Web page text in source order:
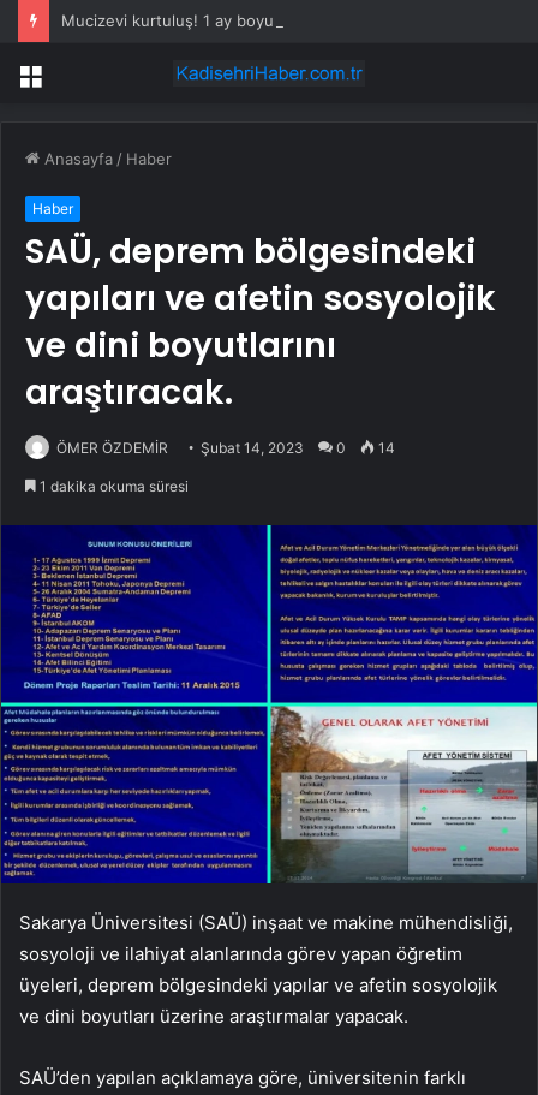
Menü
Anasayfa / Haber
Haber
SAÜ, deprem bölgesindeki
yapıları ve afetin sosyolojik
ve dini boyutlarını
araştıracak.
ÖMER ÖZDEMİR Şubat 14, 2023 0 14
1 dakika okuma süresi
Sakarya Üniversitesi (SAÜ) inşaat ve makine mühendisliği,
sosyoloji ve ilahiyat alanlarında görev yapan öğretim
üyeleri, deprem bölgesindeki yapılar ve afetin sosyolojik
ve dini boyutları üzerine araştırmalar yapacak.
SAÜ’den yapılan açıklamaya göre, üniversitenin farklı